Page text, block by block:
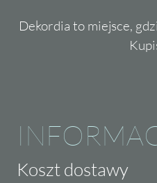
Dekordia to miejsce,
Koszt dostawy